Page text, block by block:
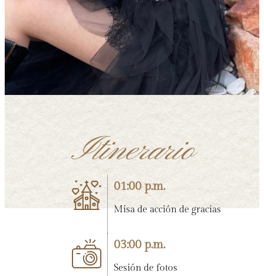
Itinerario
01:00 p.m.
Misa de acción de gracias
03:00 p.m.
Sesión de fotos